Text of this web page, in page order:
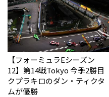
【フォーミュラEシーズン
12】第14戦Tokyo 今季2勝目
クプラキロのダン・ティクタ
ムが優勝